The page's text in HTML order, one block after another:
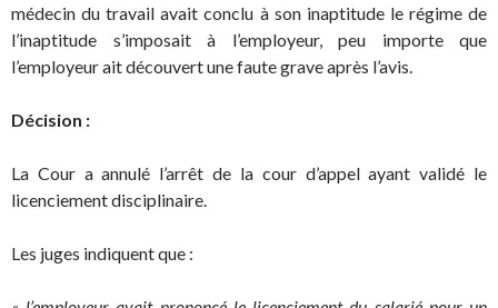
médecin du travail avait conclu à son inaptitude le régime de
l’inaptitude s’imposait à l’employeur, peu importe que
l’employeur ait découvert une faute grave après l’avis.
Décision :
La Cour a annulé l’arrêt de la cour d’appel ayant validé le
licenciement disciplinaire.
Les juges indiquent que :